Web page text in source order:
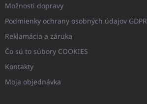
Možnosti dopravy
Podmienky ochrany osobných údajov GDPR
Reklamácia a záruka
Čo sú to súbory COOKIES
Kontakty
Moja objednávka